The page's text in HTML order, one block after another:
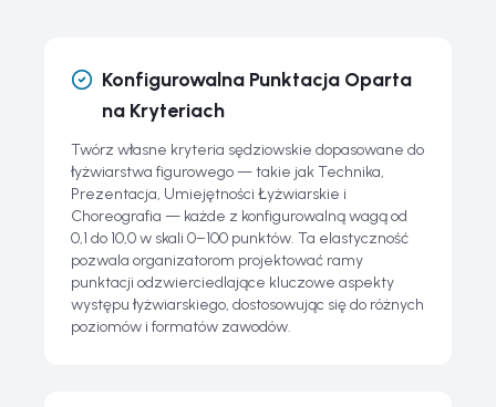
Konfigurowalna Punktacja Oparta
na Kryteriach
Twórz własne kryteria sędziowskie dopasowane do
łyżwiarstwa figurowego — takie jak Technika,
Prezentacja, Umiejętności Łyżwiarskie i
Choreografia — każde z konfigurowalną wagą od
0,1 do 10,0 w skali 0–100 punktów. Ta elastyczność
pozwala organizatorom projektować ramy
punktacji odzwierciedlające kluczowe aspekty
występu łyżwiarskiego, dostosowując się do różnych
poziomów i formatów zawodów.